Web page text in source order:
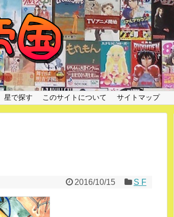
星で探す このサイトについて サイトマップ
2016/10/15 S F